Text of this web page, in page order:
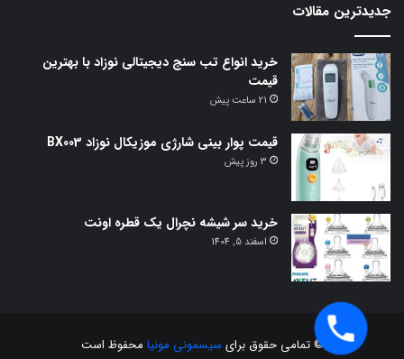
جدیدترین مقالات
خرید انواع تب سنج دیجیتالی نوزاد با بهترین
قیمت
21 ساعت پیش
قیمت پوار بینی شارژی موزیکال نوزاد BX003
3 روز پیش
خرید سر شیشه نچرال یک قطره اونت
اسفند 5, 1404
© تمامی حقوق برای سیسمونی مونیا محفوظ است